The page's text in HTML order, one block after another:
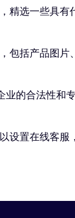
精选一些具
包括产品图
的合法性和
设置在线客